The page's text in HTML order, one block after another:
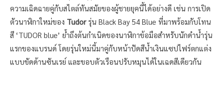
ความเฉิดฉายคู่กับสไตล์ทันสมัยของผู้ชายยุคนี้ได้อย่างดี เช่น การเปิด
ตัวนาฬิกาใหม่ของ Tudorรุ่น Black Bay 54 Blue ที่มาพร้อมกับโทน
สี ‘TUDOR blue’ ย้ำถึงต้นกำเนิดของนาฬิกาข้อมือสำหรับนักดำน้ำรุ่น
แรกของแบรนด์ โดยรุ่นใหม่นี้มาคู่กับหน้าปัดสีน้ำเงินแซปไฟร์ตกแต่ง
แบบขัดด้านซันเรย์ และขอบตัวเรือนปรับหมุนได้ในเฉดสีเดียวกัน